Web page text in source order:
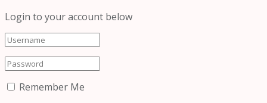
Login to your account below
Remember Me